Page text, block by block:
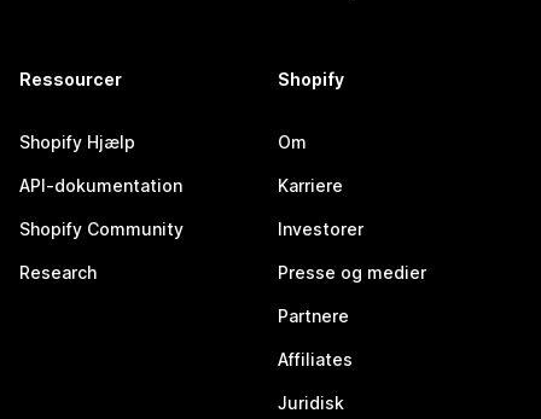
Ressourcer
Shopify Hjælp
API-dokumentation
Shopify Community
Research
Shopify
Om
Karriere
Investorer
Presse og medier
Partnere
Affiliates
Juridisk